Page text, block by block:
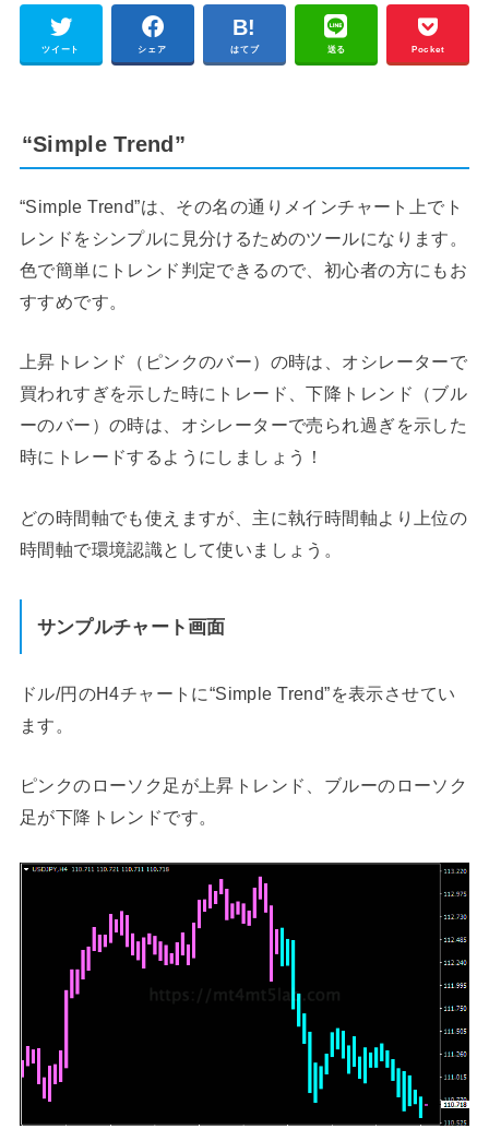
ツイート シェア はてブ 送る Pocket
“Simple Trend”
“Simple Trend”は、その名の通りメインチャート上でト
レンドをシンプルに見分けるためのツールになります。
色で簡単にトレンド判定できるので、初心者の方にもお
すすめです。
上昇トレンド（ピンクのバー）の時は、オシレーターで
買われすぎを示した時にトレード、下降トレンド（ブル
ーのバー）の時は、オシレーターで売られ過ぎを示した
時にトレードするようにしましょう！
どの時間軸でも使えますが、主に執行時間軸より上位の
時間軸で環境認識として使いましょう。
サンプルチャート画面
ドル/円のH4チャートに“Simple Trend”を表示させてい
ます。
ピンクのローソク足が上昇トレンド、ブルーのローソク
足が下降トレンドです。